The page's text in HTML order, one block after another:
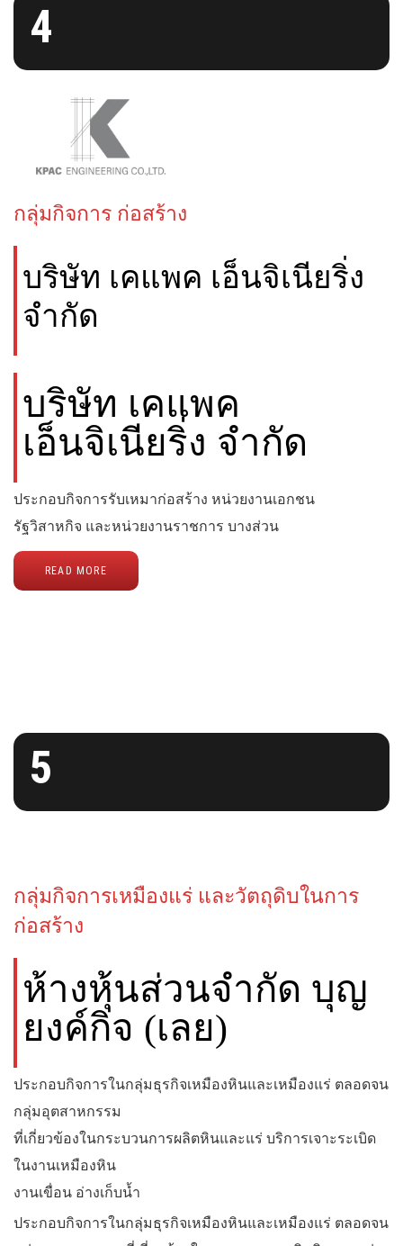
4
กลุ่มกิจการ ก่อสร้าง
บริษัท เคแพค เอ็นจิเนียริ่ง
จำกัด
บริษัท เคแพค
เอ็นจิเนียริ่ง จำกัด
ประกอบกิจการรับเหมาก่อสร้าง หน่วยงานเอกชน
รัฐวิสาหกิจ และหน่วยงานราชการ บางส่วน
READ MORE
5
กลุ่มกิจการเหมืองแร่ และวัตถุดิบในการ
ก่อสร้าง
ห้างหุ้นส่วนจำกัด บุญ
ยงค์กิจ (เลย)
ประกอบกิจการในกลุ่มธุรกิจเหมืองหินและเหมืองแร่ ตลอดจน
กลุ่มอุตสาหกรรม
ที่เกี่ยวข้องในกระบวนการผลิตหินและแร่ บริการเจาะระเบิด
ในงานเหมืองหิน
งานเขื่อน อ่างเก็บน้ำ
ประกอบกิจการในกลุ่มธุรกิจเหมืองหินและเหมืองแร่ ตลอดจน